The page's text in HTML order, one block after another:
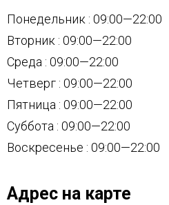
Понедельник : 09:00—22:00
Вторник : 09:00—22:00
Среда : 09:00—22:00
Четверг : 09:00—22:00
Пятница : 09:00—22:00
Суббота : 09:00—22:00
Воскресенье : 09:00—22:00
Адрес на карте